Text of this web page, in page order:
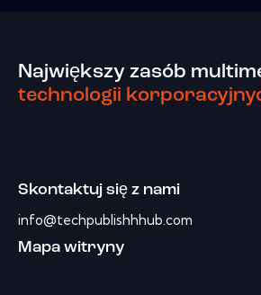
Największy zasób
technologii
Skontaktuj się z nami
info@techpublishhhub.com
Mapa witryny